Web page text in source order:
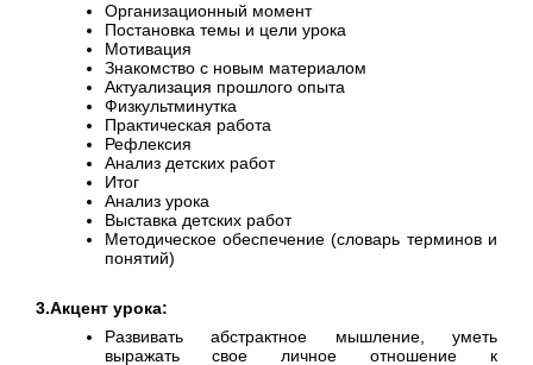
Организационный момент
Постановка темы и цели урока
Мотивация
Знакомство с новым материалом
Актуализация прошлого опыта
Физкультминутка
Практическая работа
Рефлексия
Анализ детских работ
Итог
Анализ урока
Выставка детских работ
Методическое обеспечение (словарь терминов и
понятий)
3.Акцент урока:
Развивать абстрактное мышление, уметь
выражать свое личное отношение к